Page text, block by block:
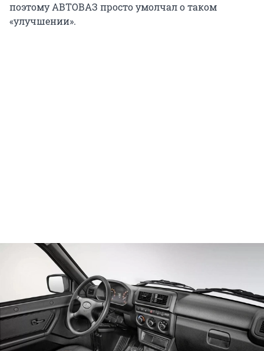
поэтому АВТОВАЗ просто умолчал о таком
«улучшении».